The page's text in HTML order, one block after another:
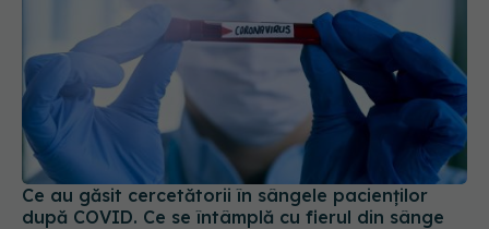
Ce au găsit cercetătorii în sângele pacienților
după COVID. Ce se întâmplă cu fierul din sânge